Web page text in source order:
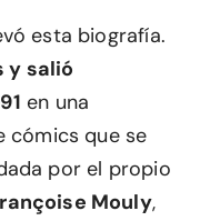
esta biografía.
y salió
en una
cómics que se
por el propio
Mouly,